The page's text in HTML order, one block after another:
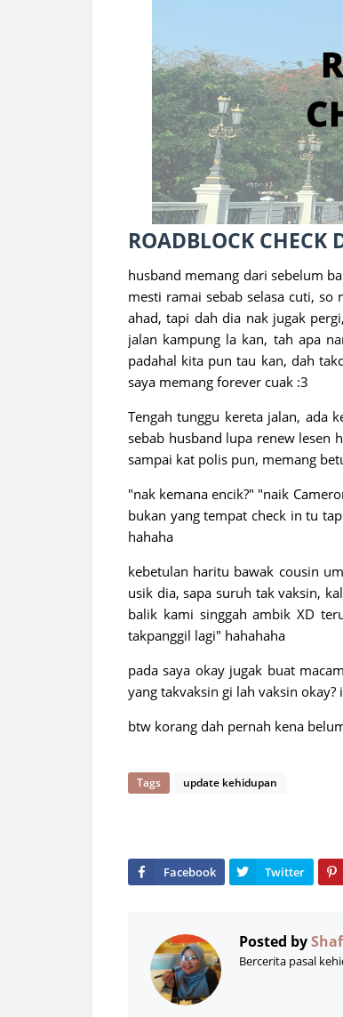
ROADBLOCK CHECK
husband memang dari sebelum
mesti ramai sebab selasa cuti, so
ahad, tapi dah dia nak jugak
jalan kampung la kan, tah apa
padahal kita pun tau kan, dah
saya memang forever cuak :3
Tengah tunggu kereta jalan, ada
sebab husband lupa renew lesen
sampai kat polis pun, memang
"nak kemana encik?" "naik
bukan yang tempat check in tu
hahaha
kebetulan haritu bawak cousin
usik dia, sapa suruh tak vaksin,
balik kami singgah ambik XD
takpanggil lagi" hahahaha
pada saya okay jugak buat
yang takvaksin gi lah vaksin
btw korang dah pernah kena
Tags update kehidupan
Posted by
Bercerita pasal